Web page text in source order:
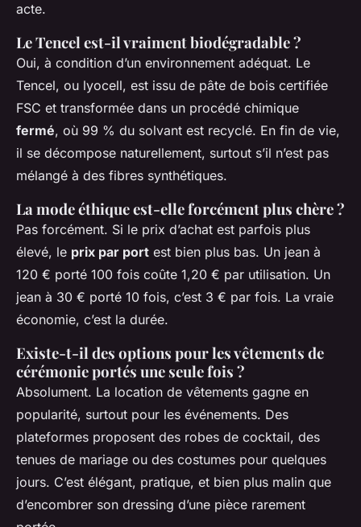
acte.
Le Tencel est-il vraiment biodégradable ?
Oui, à condition d’un environnement adéquat. Le
Tencel, ou lyocell, est issu de pâte de bois certifiée
FSC et transformée dans un procédé chimique
fermé, où 99 % du solvant est recyclé. En fin de vie,
il se décompose naturellement, surtout s’il n’est pas
mélangé à des fibres synthétiques.
La mode éthique est-elle forcément plus chère ?
Pas forcément. Si le prix d’achat est parfois plus
élevé, le prix par port est bien plus bas. Un jean à
120 € porté 100 fois coûte 1,20 € par utilisation. Un
jean à 30 € porté 10 fois, c’est 3 € par fois. La vraie
économie, c’est la durée.
Existe-t-il des options pour les vêtements de
cérémonie portés une seule fois ?
Absolument. La location de vêtements gagne en
popularité, surtout pour les événements. Des
plateformes proposent des robes de cocktail, des
tenues de mariage ou des costumes pour quelques
jours. C’est élégant, pratique, et bien plus malin que
d’encombrer son dressing d’une pièce rarement